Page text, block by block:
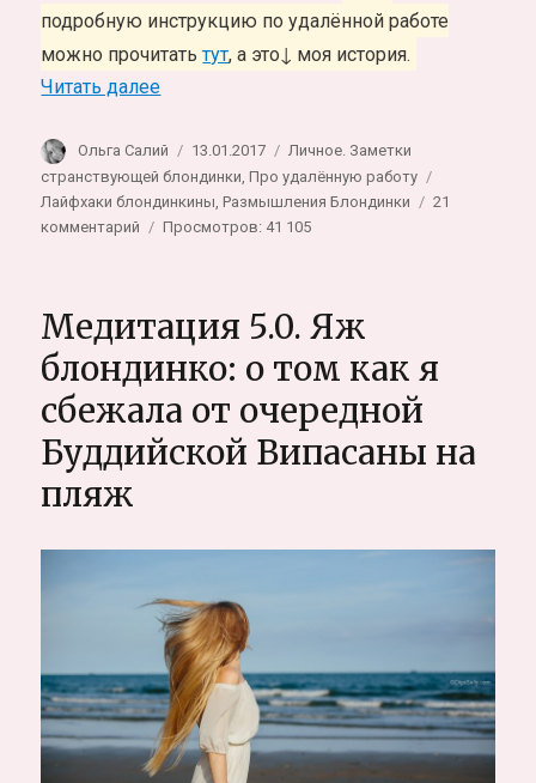
подробную инструкцию по удалённой работе
можно прочитатьтут, а это↓ моя история.
Читать далее«Как я начинала работать удалённо.
Автор
Ольга Салий Опубликовано
13.01.2017 Рубрики
Личное. Заметки
странствующей блондинки ,Про удалённую работу
Лайфхаки блондинкины ,Размышления Блондинки
21
комментарий
начинала
работать
удалённо.
История
фрилансера,
когда
путешествий
Просмотров: 41 105
Медитация 5.0. Яж
блондинко: о том как я
сбежала от очередной
Буддийской Випасаны на
пляж